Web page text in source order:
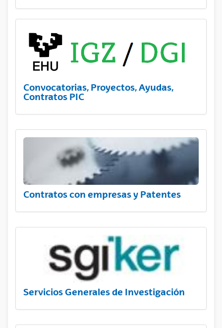
Convocatorias, Proyectos, Ayudas,
Contratos PIC
Contratos con empresas y Patentes
Servicios Generales de Investigación